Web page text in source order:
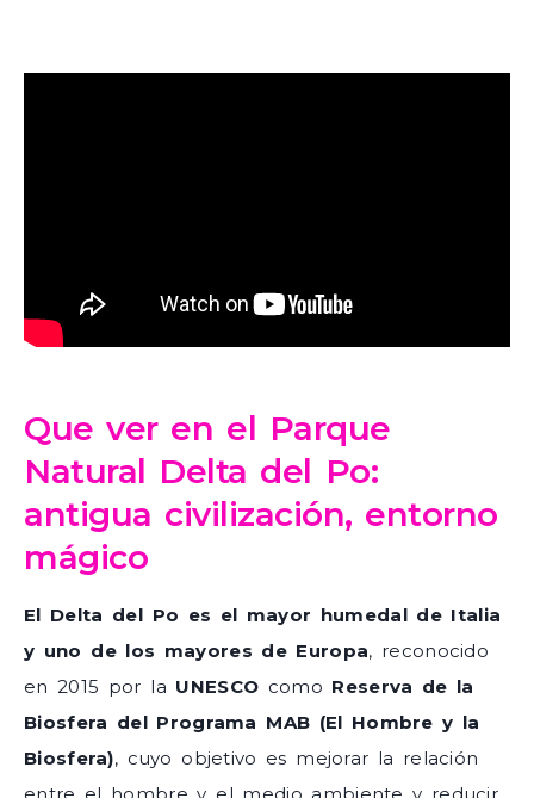
Que ver en el Parque
Natural Delta del Po:
antigua civilización, entorno
mágico
El Delta del Po es el mayor humedal de Italia
y uno de los mayores de Europa, reconocido
en 2015 por la UNESCO como Reserva de la
Biosfera del Programa MAB (El Hombre y la
Biosfera), cuyo objetivo es mejorar la relación